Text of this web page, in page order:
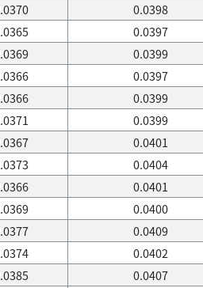
0.0398
0.0397
0.0399
0.0397
0.0399
0.0399
0.0401
0.0404
0.0401
0.0400
0.0409
0.0402
0.0407